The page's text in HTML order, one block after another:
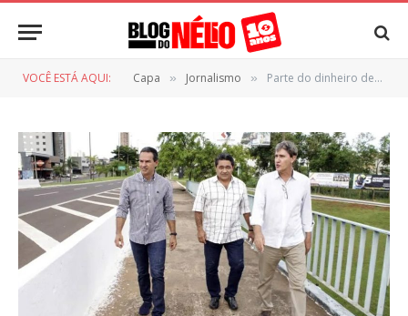
VOCÊ ESTÁ AQUI: Capa » Jornalismo » Parte do dinheiro desviado por empreiteiros teria sido usado para comprar imóveis para ex-prefeito